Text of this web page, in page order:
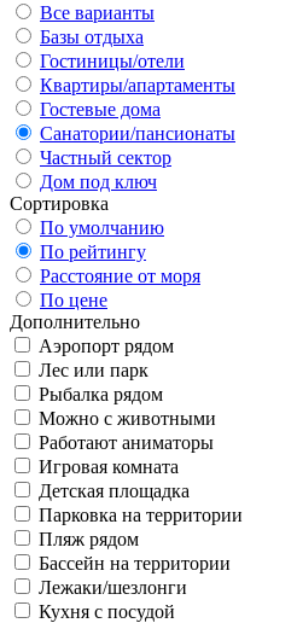
Все варианты
Базы отдыха
Гостиницы/отели
Квартиры/апартаменты
Гостевые дома
Санатории/пансионаты
Частный сектор
Дом под ключ
Сортировка
По умолчанию
По рейтингу
Расстояние от моря
По цене
Дополнительно
Аэропорт рядом
Лес или парк
Рыбалка рядом
Можно с животными
Работают аниматоры
Игровая комната
Детская площадка
Парковка на территории
Пляж рядом
Бассейн на территории
Лежаки/шезлонги
Кухня с посудой